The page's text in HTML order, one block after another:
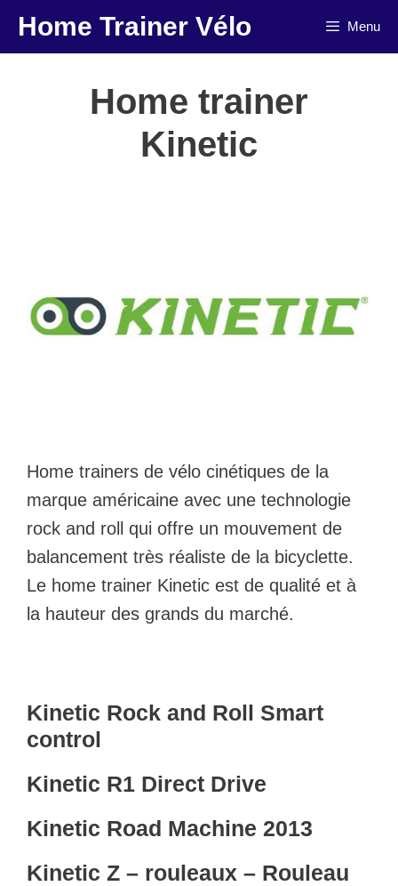
AllerHome Trainer Vélo Menu
Home trainer
Kinetic
Home trainers de vélo cinétiques de la
marque américaine avec une technologie
rock and roll qui offre un mouvement de
balancement très réaliste de la bicyclette.
Le home trainer Kinetic est de qualité et à
la hauteur des grands du marché.
Kinetic Rock and Roll Smart
control
Kinetic R1 Direct Drive
Kinetic Road Machine 2013
Kinetic Z – rouleaux – Rouleau